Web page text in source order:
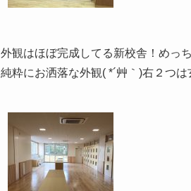
外観はほぼ完成してる新校舎！めっ
純粋にお洒落な外観( *´艸｀)右２つ